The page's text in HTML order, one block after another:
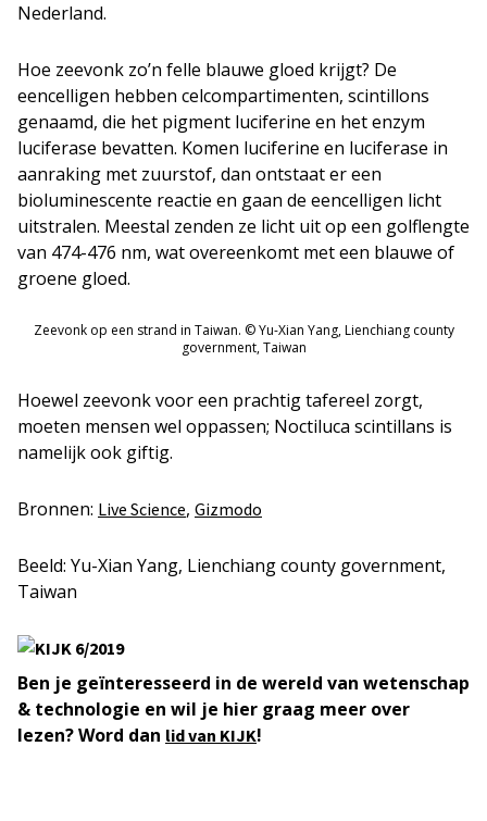
Nederland.
Hoe zeevonk zo’n felle blauwe gloed krijgt? De
eencelligen hebben celcompartimenten, scintillons
genaamd, die het pigment luciferine en het enzym
luciferase bevatten. Komen luciferine en luciferase in
aanraking met zuurstof, dan ontstaat er een
bioluminescente reactie en gaan de eencelligen licht
uitstralen. Meestal zenden ze licht uit op een golflengte
van 474-476 nm, wat overeenkomt met een blauwe of
groene gloed.
Zeevonk op een strand in Taiwan. © Yu-Xian Yang, Lienchiang county
government, Taiwan
Hoewel zeevonk voor een prachtig tafereel zorgt,
moeten mensen wel oppassen; Noctiluca scintillans is
namelijk ook giftig.
Bronnen: Live Science, Gizmodo
Beeld: Yu-Xian Yang, Lienchiang county government,
Taiwan
Ben je geïnteresseerd in de wereld van wetenschap
& technologie en wil je hier graag meer over
lezen? Word dan lid van KIJK!